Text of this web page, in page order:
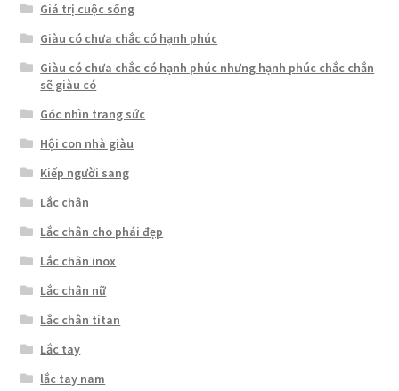
Giá trị cuộc sống
Giàu có chưa chắc có hạnh phúc
Giàu có chưa chắc có hạnh phúc nhưng hạnh phúc chắc chắn
sẽ giàu có
Góc nhìn trang sức
Hội con nhà giàu
Kiếp người sang
Lắc chân
Lắc chân cho phái đẹp
Lắc chân inox
Lắc chân nữ
Lắc chân titan
Lắc tay
lắc tay nam